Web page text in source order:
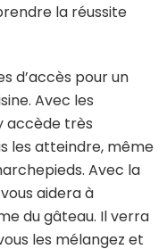
la réussite
d’accès pour un
Avec les
accède très
les atteindre, même
Avec la
aidera à
du gâteau. Il verra
les mélangez et